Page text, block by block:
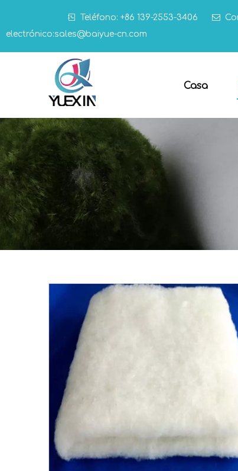
 Teléfono: +86 139-2553-3406 
electrónico:sales@baiyue-cn.com
Casa